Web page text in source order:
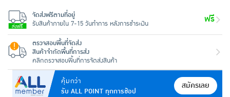
คุ้มกว่า
รับ ALL POINT ทุกการช้อป
สมัครเลย
จัดส่งฟรีตามที่อยู่
รับสินค้าภายใน 7-15 วันทำการ หลังการชำระเงิน
ฟรี
ตรวจสอบพื้นที่จัดส่ง
สินค้าจำกัดพื้นที่การส่ง
คลิกตรวจสอบพื้นที่การจัดส่งสินค้า